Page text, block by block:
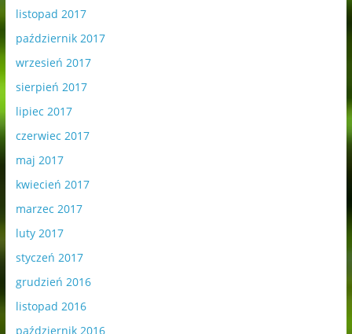
listopad 2017
październik 2017
wrzesień 2017
sierpień 2017
lipiec 2017
czerwiec 2017
maj 2017
kwiecień 2017
marzec 2017
luty 2017
styczeń 2017
grudzień 2016
listopad 2016
październik 2016